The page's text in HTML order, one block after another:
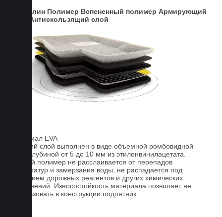
Ковролин Полимер Вспененный полимер Армирующий
Антискользящий слой
Материал EVA
Верхний слой выполнен в виде объемной ромбовидной
сетки глубиной от 5 до 10 мм из этиленвинилацетата.
Данный полимер не расслаивается от перепадов
температур и замерзания воды, не распадается под
действием дорожных реагентов и других химических
загрязнений. Износостойкость материала позволяет не
использовать в конструкции подпятник.